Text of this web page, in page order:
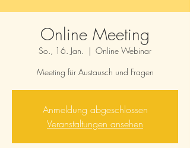
Online Meeting
So., 16. Jan.
  |
Online Webinar
Meeting für Austausch und Fragen
Anmeldung abgeschlossen
Veranstaltungen ansehen